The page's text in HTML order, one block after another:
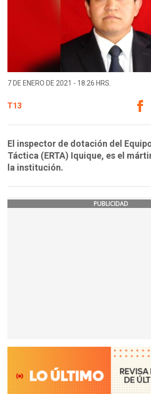
7 DE ENERO DE 2021 - 18:26 HRS.
T13
El inspector de dotación del
Táctica (ERTA) Iquique, es el
la institución.
PUBLICIDAD